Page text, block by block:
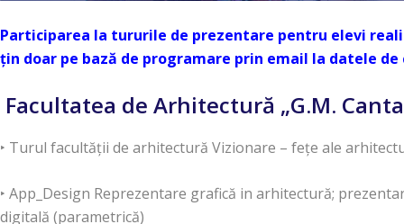
Participarea la tururile de prezentare pentru elevi
țin doar pe bază de programare prin email la datele
Facultatea de Arhitectură „G.M.
‣ Turul facultăţii de arhitectură Vizionare – feţe ale
‣ App_Design Reprezentare grafică in arhitectură;
digitală (parametrică)